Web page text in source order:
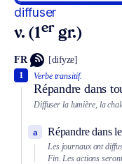
diffuser
v. (1er gr.)
FR [difyze]
Verbe transitif.
Répandre dans
1
Diffuser la lumière, la
Répandre dans
a
Les journaux ont
Fin. Les actions